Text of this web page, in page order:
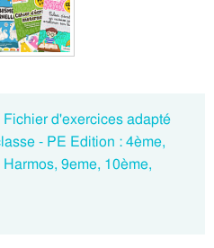
d'exercices adapté
- PE Edition : 4ème,
9eme, 10ème,